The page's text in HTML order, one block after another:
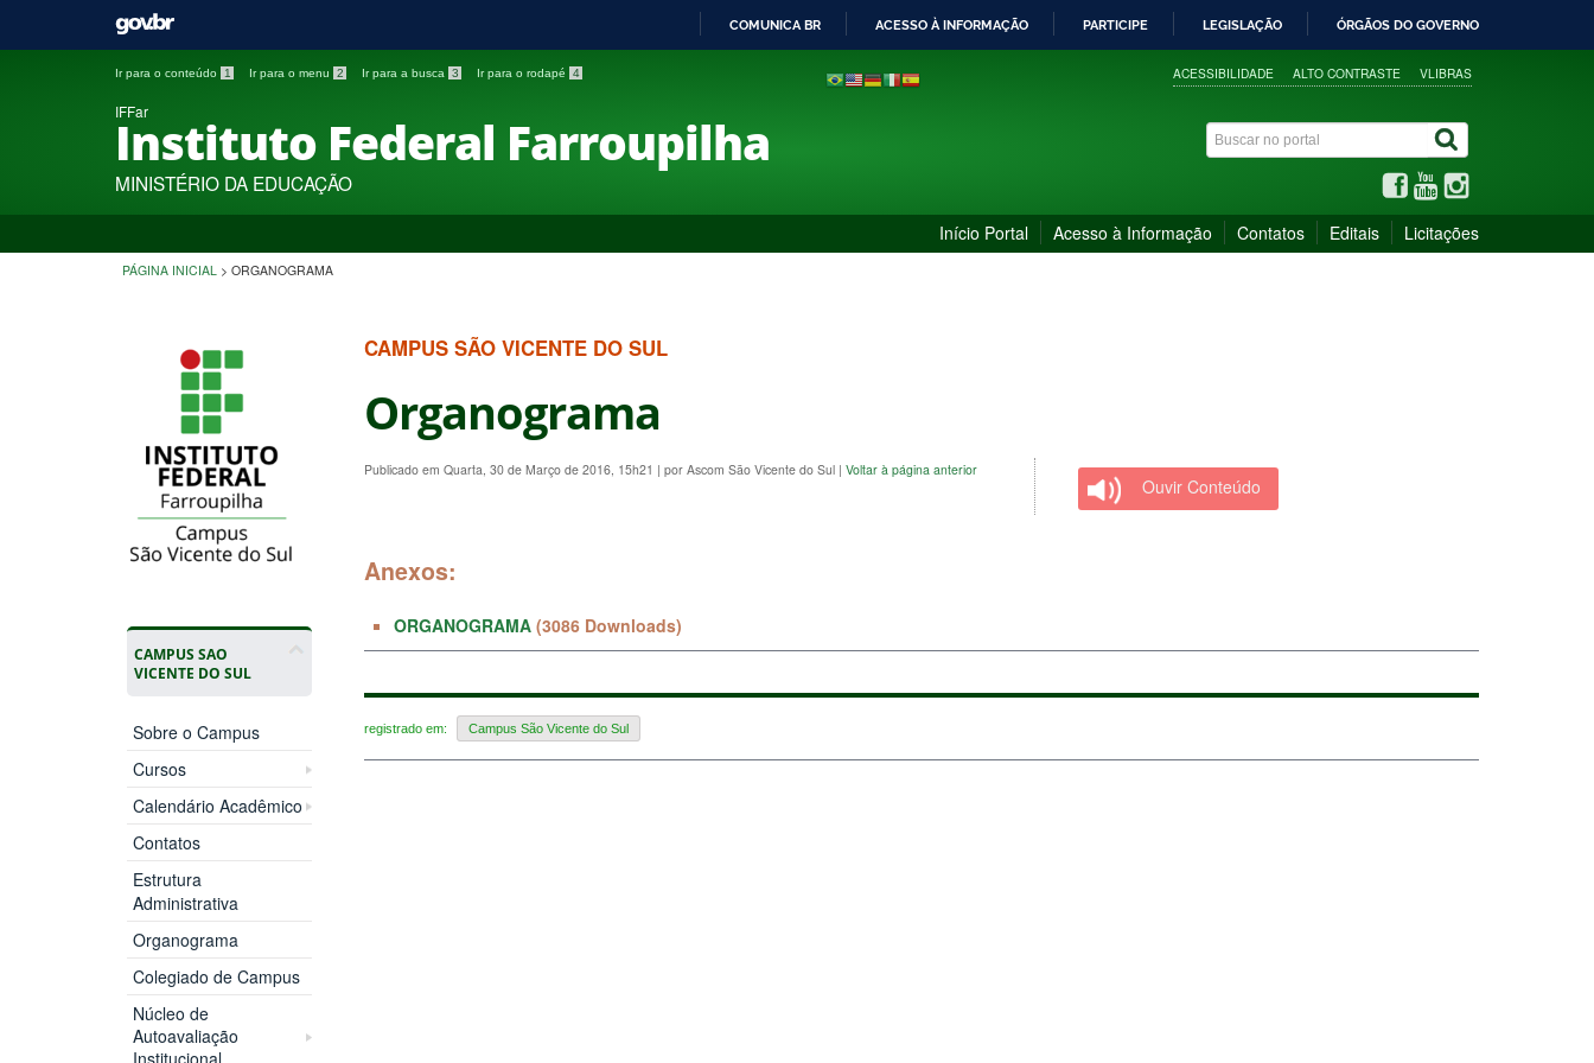
PARA
COMUNICA BR ACESSO À INFORMAÇÃO PARTICIPE LEGISLAÇÃO ÓRGÃOS DO GOVERNO
Ir para o conteúdo 1 Ir para o menu 2 Ir para a busca 3 Ir para o rodapé 4 ACESSIBILIDADE ALTO CONTRASTE VLIBRAS
IFFar
Instituto Federal Farroupilha
MINISTÉRIO DA EDUCAÇÃO
Início Portal Acesso à Informação Contatos Editais Licitações
PÁGINA INICIAL > ORGANOGRAMA
CAMPUS SAO
VICENTE DO SUL
Sobre o Campus
Cursos
Calendário Acadêmico
Contatos
Estrutura
Administrativa
Organograma
Colegiado de Campus
Núcleo de
Autoavaliação
CAMPUS SÃO VICENTE DO SUL
Organograma
Publicado em Quarta, 30 de Março de 2016, 15h21 | por Ascom São Vicente do Sul | Voltar à página anterior
Ouvir Conteúdo
Anexos:
ORGANOGRAMA (3086 Downloads)
registrado em: Campus São Vicente do Sul